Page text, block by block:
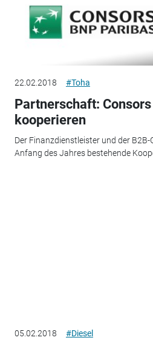
22.02.2018 #Toha
Partnerschaft: Consors
kooperieren
Der Finanzdienstleister und der
Anfang des Jahres bestehende
05.02.2018 #Diesel